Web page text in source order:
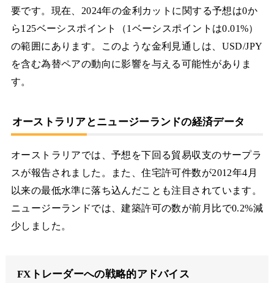
要です。現在、2024年の金利カットに関する予想は0か
ら125ベーシスポイント（1ベーシスポイントは0.01%）
の範囲にあります。このような金利見通しは、USD/JPY
を含む為替ペアの動向に影響を与える可能性がありま
す。
オーストラリアとニュージーランドの経済データ
オーストラリアでは、予想を下回る貿易収支のサープラ
スが報告されました。また、住宅許可件数が2012年4月
以来の最低水準に落ち込んだことも注目されています。
ニュージーランドでは、建築許可の数が前月比で0.2%減
少しました。
FXトレーダーへの戦略的アドバイス